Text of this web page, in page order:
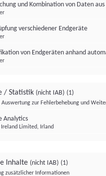
und Kombination von Daten
verschiedener Endgeräte
von Endgeräten anhand
/ Statistik (nicht IAB) (1)
Auswertung zur Fehlerbehebung und
Analytics
Ireland Limited, Irland
Inhalte (nicht IAB) (1)
zusätzlicher Informationen